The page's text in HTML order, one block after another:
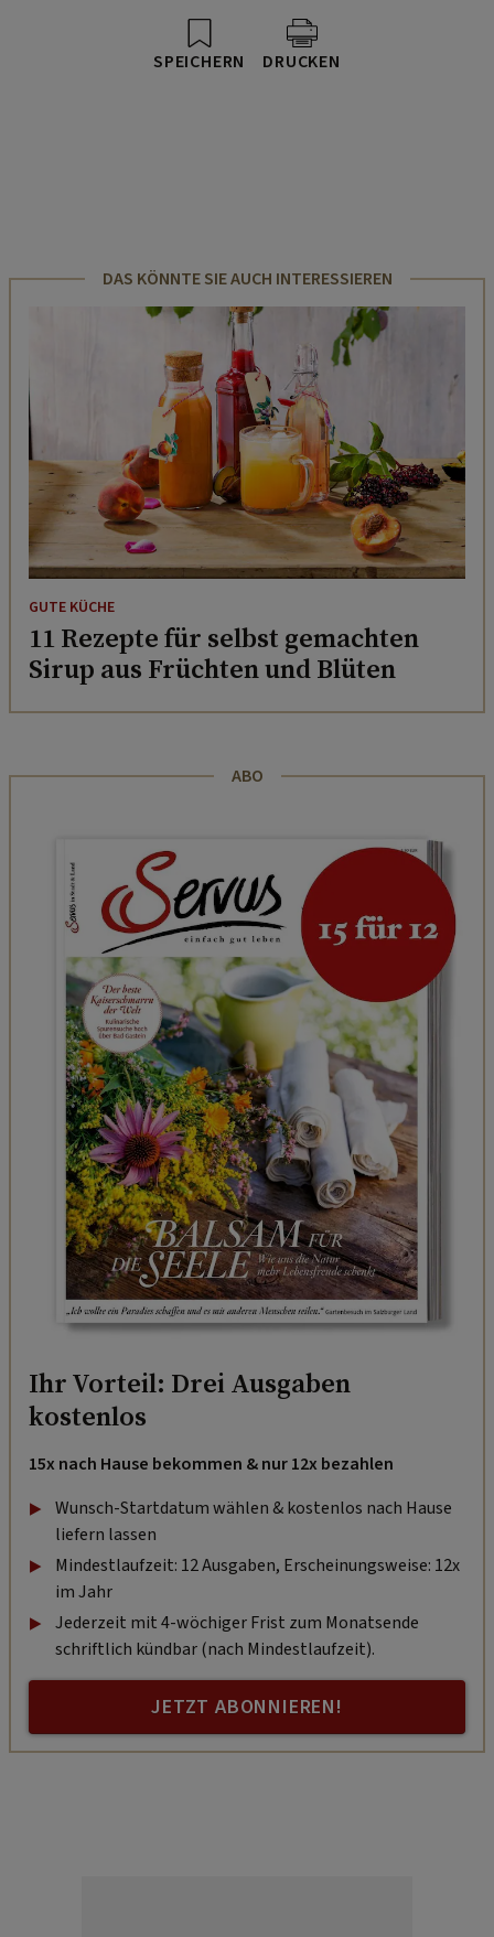
SPEICHERN DRUCKEN
DAS KÖNNTE SIE AUCH INTERESSIEREN
GUTE KÜCHE
11 Rezepte für selbst gemachten
Sirup aus Früchten und Blüten
ABO
Ihr Vorteil: Drei Ausgaben
kostenlos
15x nach Hause bekommen & nur 12x bezahlen
Wunsch-Startdatum wählen & kostenlos nach Hause
liefern lassen
Mindestlaufzeit: 12 Ausgaben, Erscheinungsweise: 12x
im Jahr
Jederzeit mit 4-wöchiger Frist zum Monatsende
schriftlich kündbar (nach Mindestlaufzeit).
JETZT ABONNIEREN!